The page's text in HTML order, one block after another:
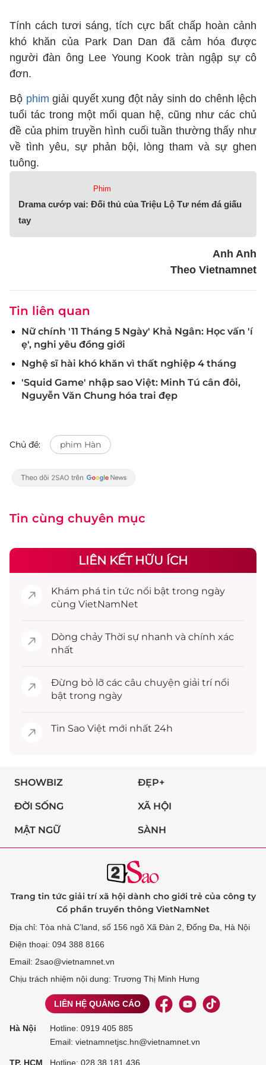
Tính cách tươi sáng, tích cực bất chấp hoàn cảnh
khó khăn của Park Dan Dan đã cảm hóa được
người đàn ông Lee Young Kook tràn ngập sự cô
đơn.
Bộ phim giải quyết xung đột nảy sinh do chênh lệch
tuổi tác trong một mối quan hệ, cũng như các chủ
đề của phim truyền hình cuối tuần thường thấy như
về tình yêu, sự phản bội, lòng tham và sự ghen
tuông.
Phim
Drama cướp vai: Đối thủ của Triệu Lộ Tư ném đá giấu
tay
Anh Anh
Theo Vietnamnet
Tin liên quan
Nữ chính '11 Tháng 5 Ngày' Khả Ngân: Học vấn 'í
ẹ', nghi yêu đồng giới
Nghệ sĩ hài khó khăn vì thất nghiệp 4 tháng
'Squid Game' nhập sao Việt: Minh Tú cân đôi,
Nguyễn Văn Chung hóa trai đẹp
Chủ đề: phim Hàn
Tin cùng chuyên mục
LIÊN KẾT HỮU ÍCH
Khám phá tin tức nổi bật trong ngày
cùng VietNamNet
Dòng chảy Thời sự nhanh và chính xác
nhất
Đừng bỏ lỡ các câu chuyện giải trínổi
bật trong ngày
Tin Sao Việt mới nhất 24h
SHOWBIZ ĐẸP+
ĐỜI SỐNG XÃ HỘI
MẬT NGỮ SÀNH
Trang tin tức giải trí xã hội dành cho giới trẻ của công ty
Cổ phần truyền thông VietNamNet
Địa chỉ: Tòa nhà C’land, số 156 ngõ Xã Đàn 2, Đống Đa, Hà Nội
Điện thoại: 094 388 8166
Email: 2sao@vietnamnet.vn
Chịu trách nhiệm nội dung: Trương Thị Minh Hưng
LIÊN HỆ QUẢNG CÁO
Hà Nội Hotline: 0919 405 885
Email: vietnamnetjsc.hn@vietnamnet.vn
TP. HCM Hotline: 028 38 181 436